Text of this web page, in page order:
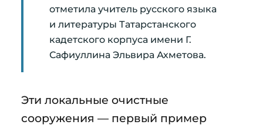
отметила учитель русского языка
и литературы Татарстанского
кадетского корпуса имени Г.
Сафиуллина Эльвира Ахметова.
Эти локальные очистные
сооружения — первый пример